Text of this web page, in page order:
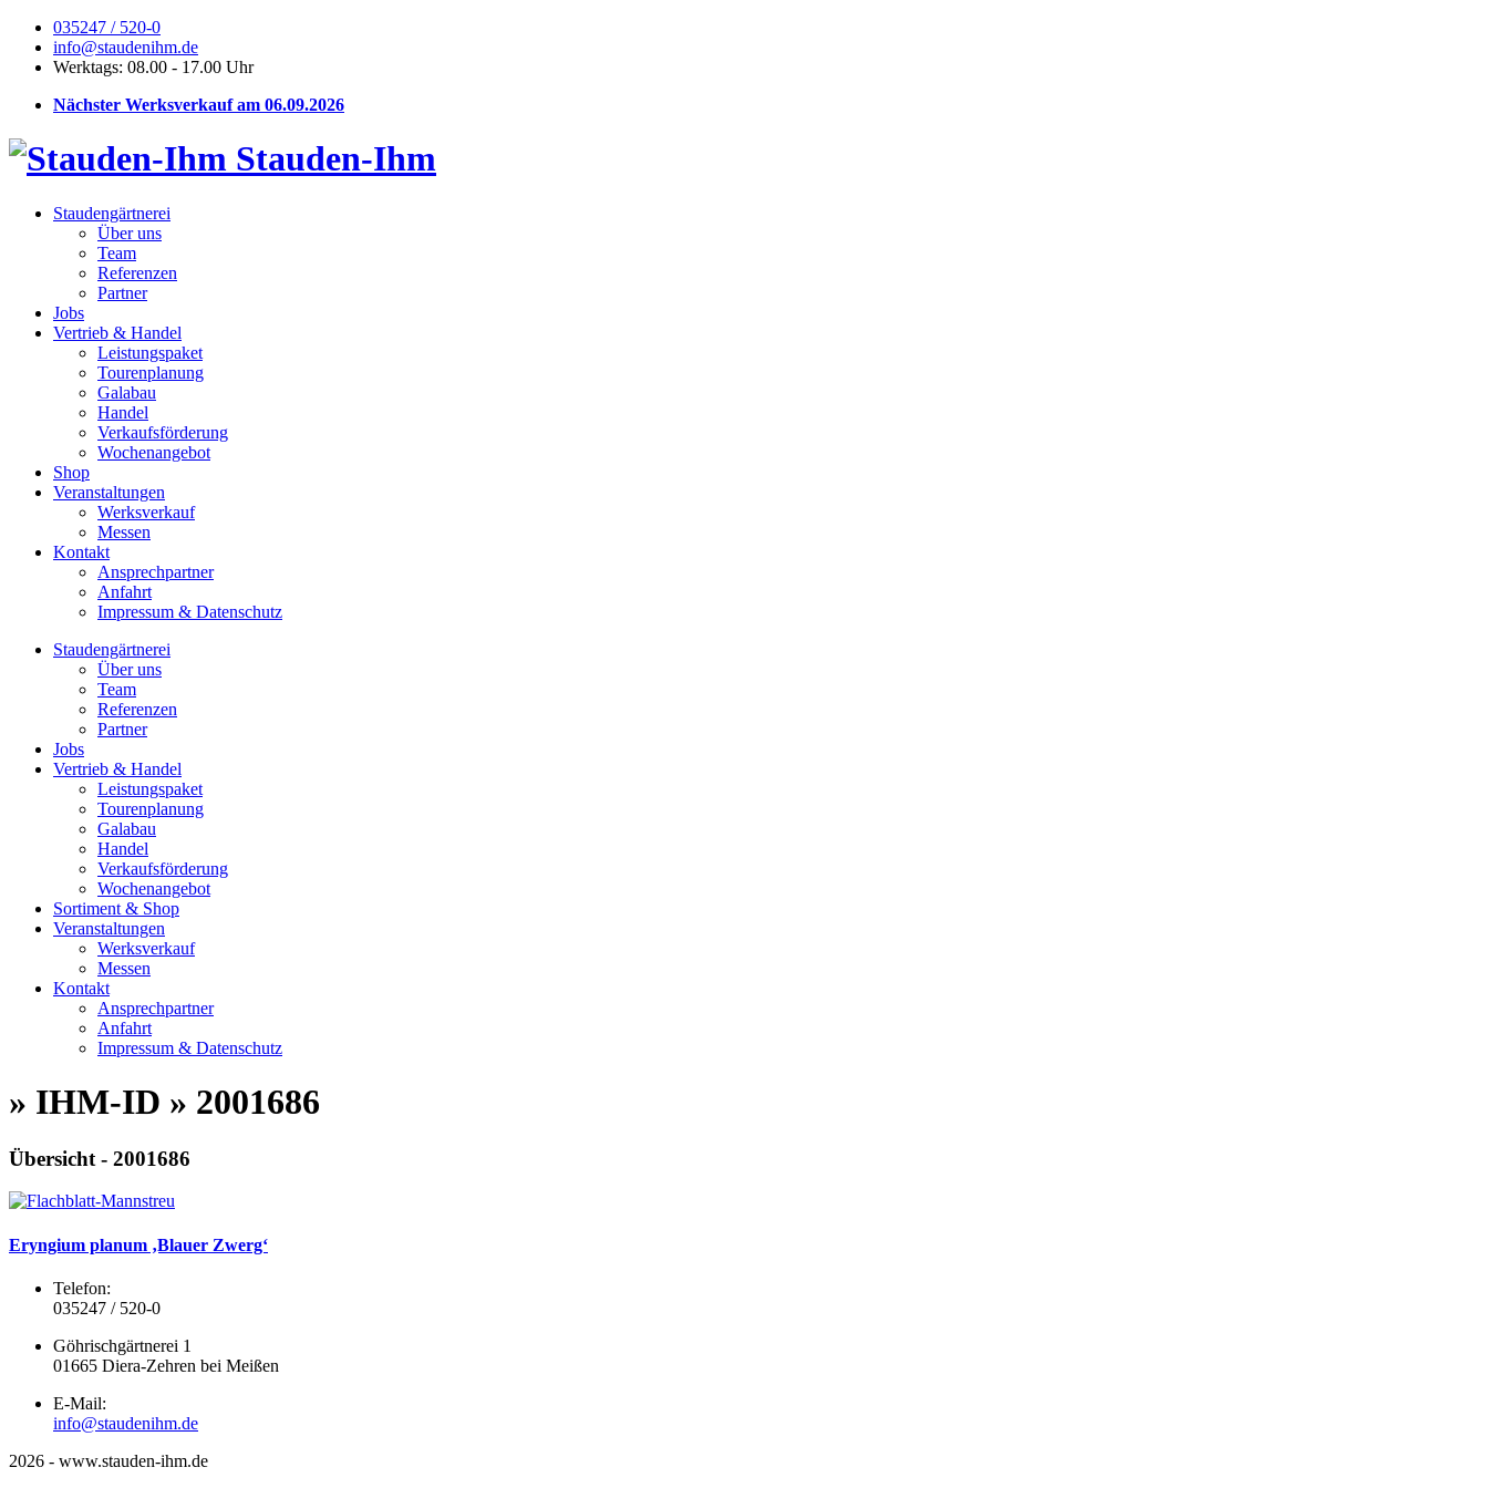
035247 / 520-0
info@staudenihm.de
Werktags: 08.00 - 17.00 Uhr
Nächster Werksverkauf am 06.09.2026
Stauden-Ihm
Staudengärtnerei
Über uns
Team
Referenzen
Partner
Jobs
Vertrieb & Handel
Leistungspaket
Tourenplanung
Galabau
Handel
Verkaufsförderung
Wochenangebot
Shop
Veranstaltungen
Werksverkauf
Messen
Kontakt
Ansprechpartner
Anfahrt
Impressum & Datenschutz
Staudengärtnerei
Über uns
Team
Referenzen
Partner
Jobs
Vertrieb & Handel
Leistungspaket
Tourenplanung
Galabau
Handel
Verkaufsförderung
Wochenangebot
Sortiment & Shop
Veranstaltungen
Werksverkauf
Messen
Kontakt
Ansprechpartner
Anfahrt
Impressum & Datenschutz
» IHM-ID » 2001686
Übersicht - 2001686
Eryngium planum ‚Blauer Zwerg‘
Telefon:
035247 / 520-0
Göhrischgärtnerei 1
01665 Diera-Zehren bei Meißen
E-Mail:
info@staudenihm.de
2026 - www.stauden-ihm.de